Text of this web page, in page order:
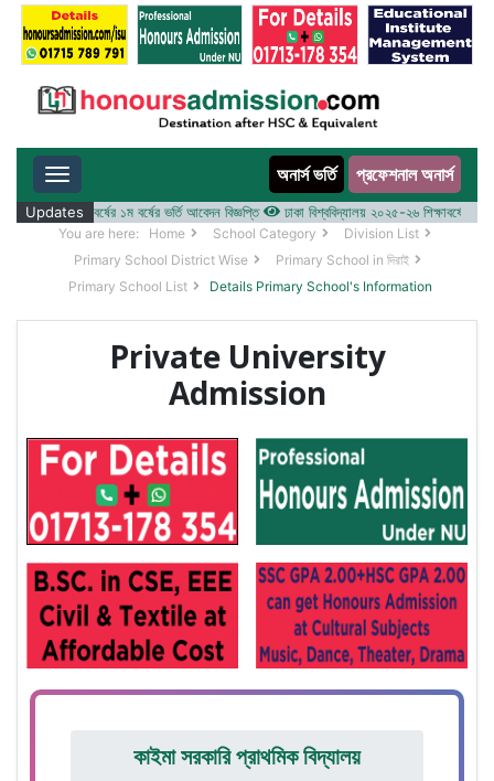
Toggle navigation অনার্স ভর্তি প্রফেশনাল অনার্স
Updates
২০২৫-২৬ শিক্ষাবর্ষের ১ম বর্ষের ভর্তি আবেদন বিজ্ঞপ্তি ঢাকা বিশ্ববিদ্যালয় ২০২৫-২৬ শিক্ষাবর্ষে
You are here: Home School Category
Division List
Primary School District Wise
Primary School in দিরাই
Primary School List
Details Primary School's Information
Private University
Admission
কাইমা সরকারি প্রাথমিক বিদ্যালয়